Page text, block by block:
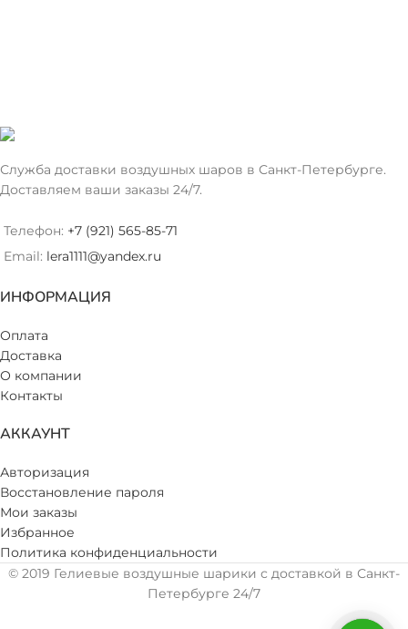
Служба доставки воздушных шаров в Санкт-Петербурге.
Доставляем ваши заказы 24/7.
Телефон: +7 (921) 565-85-71
Email: lera1111@yandex.ru
ИНФОРМАЦИЯ
Оплата
Доставка
О компании
Контакты
АККАУНТ
Авторизация
Восстановление пароля
Мои заказы
Избранное
Политика конфиденциальности
© 2019 Гелиевые воздушные шарики с доставкой в Санкт-
Петербурге 24/7